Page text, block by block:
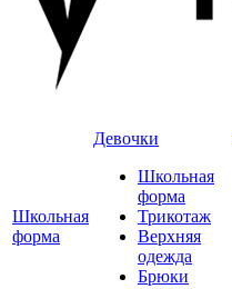
Школьная
форма
Девочки
Школьная
форма
Трикотаж
Верхняя
одежда
Брюки